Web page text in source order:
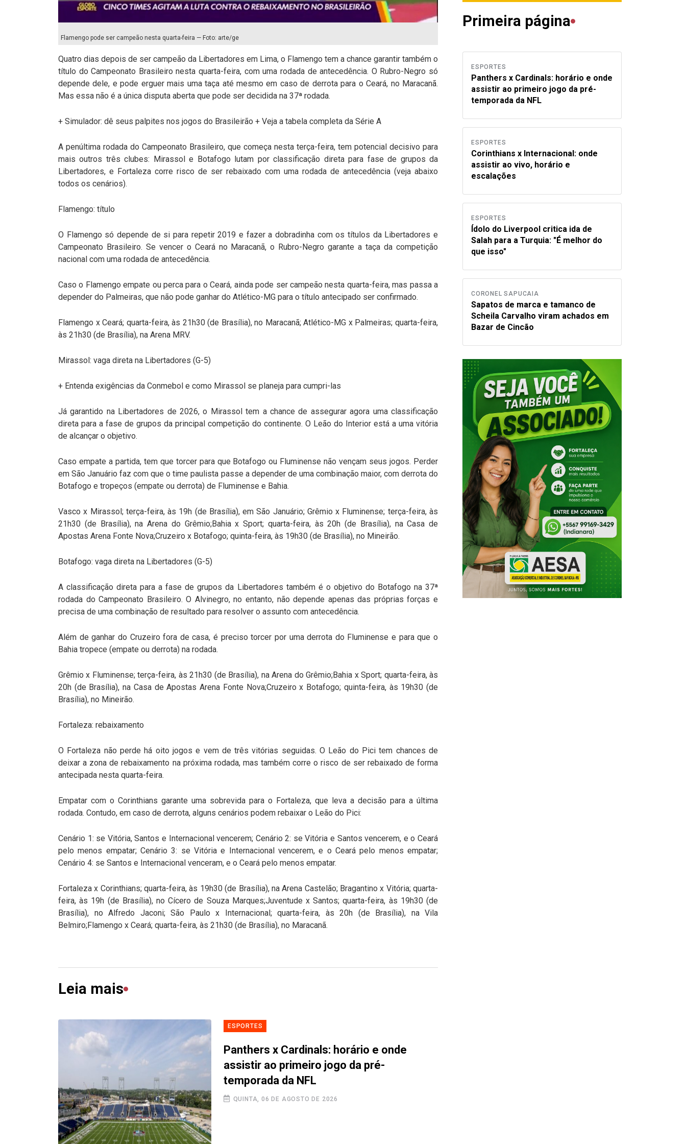
Flamengo pode ser campeão nesta quarta-feira — Foto: arte/ge
Quatro dias depois de ser campeão da Libertadores em Lima, o Flamengo tem a chance garantir também o
título do Campeonato Brasileiro nesta quarta-feira, com uma rodada de antecedência. O Rubro-Negro só
depende dele, e pode erguer mais uma taça até mesmo em caso de derrota para o Ceará, no Maracanã.
Mas essa não é a única disputa aberta que pode ser decidida na 37ª rodada.
+ Simulador: dê seus palpites nos jogos do Brasileirão + Veja a tabela completa da Série A
A penúltima rodada do Campeonato Brasileiro, que começa nesta terça-feira, tem potencial decisivo para
mais outros três clubes: Mirassol e Botafogo lutam por classificação direta para fase de grupos da
Libertadores, e Fortaleza corre risco de ser rebaixado com uma rodada de antecedência (veja abaixo
todos os cenários).
Flamengo: título
O Flamengo só depende de si para repetir 2019 e fazer a dobradinha com os títulos da Libertadores e
Campeonato Brasileiro. Se vencer o Ceará no Maracanã, o Rubro-Negro garante a taça da competição
nacional com uma rodada de antecedência.
Caso o Flamengo empate ou perca para o Ceará, ainda pode ser campeão nesta quarta-feira, mas passa a
depender do Palmeiras, que não pode ganhar do Atlético-MG para o título antecipado ser confirmado.
Flamengo x Ceará; quarta-feira, às 21h30 (de Brasília), no Maracanã; Atlético-MG x Palmeiras; quarta-feira,
às 21h30 (de Brasília), na Arena MRV.
Mirassol: vaga direta na Libertadores (G-5)
+ Entenda exigências da Conmebol e como Mirassol se planeja para cumpri-las
Já garantido na Libertadores de 2026, o Mirassol tem a chance de assegurar agora uma classificação
direta para a fase de grupos da principal competição do continente. O Leão do Interior está a uma vitória
de alcançar o objetivo.
Caso empate a partida, tem que torcer para que Botafogo ou Fluminense não vençam seus jogos. Perder
em São Januário faz com que o time paulista passe a depender de uma combinação maior, com derrota do
Botafogo e tropeços (empate ou derrota) de Fluminense e Bahia.
Vasco x Mirassol; terça-feira, às 19h (de Brasília), em São Januário; Grêmio x Fluminense; terça-feira, às
21h30 (de Brasília), na Arena do Grêmio;Bahia x Sport; quarta-feira, às 20h (de Brasília), na Casa de
Apostas Arena Fonte Nova;Cruzeiro x Botafogo; quinta-feira, às 19h30 (de Brasília), no Mineirão.
Botafogo: vaga direta na Libertadores (G-5)
A classificação direta para a fase de grupos da Libertadores também é o objetivo do Botafogo na 37ª
rodada do Campeonato Brasileiro. O Alvinegro, no entanto, não depende apenas das próprias forças e
precisa de uma combinação de resultado para resolver o assunto com antecedência.
Além de ganhar do Cruzeiro fora de casa, é preciso torcer por uma derrota do Fluminense e para que o
Bahia tropece (empate ou derrota) na rodada.
Grêmio x Fluminense; terça-feira, às 21h30 (de Brasília), na Arena do Grêmio;Bahia x Sport; quarta-feira, às
20h (de Brasília), na Casa de Apostas Arena Fonte Nova;Cruzeiro x Botafogo; quinta-feira, às 19h30 (de
Brasília), no Mineirão.
Fortaleza: rebaixamento
O Fortaleza não perde há oito jogos e vem de três vitórias seguidas. O Leão do Pici tem chances de
deixar a zona de rebaixamento na próxima rodada, mas também corre o risco de ser rebaixado de forma
antecipada nesta quarta-feira.
Empatar com o Corinthians garante uma sobrevida para o Fortaleza, que leva a decisão para a última
rodada. Contudo, em caso de derrota, alguns cenários podem rebaixar o Leão do Pici:
Cenário 1: se Vitória, Santos e Internacional vencerem; Cenário 2: se Vitória e Santos vencerem, e o Ceará
pelo menos empatar; Cenário 3: se Vitória e Internacional vencerem, e o Ceará pelo menos empatar;
Cenário 4: se Santos e Internacional venceram, e o Ceará pelo menos empatar.
Fortaleza x Corinthians; quarta-feira, às 19h30 (de Brasília), na Arena Castelão; Bragantino x Vitória; quarta-
feira, às 19h (de Brasília), no Cícero de Souza Marques;Juventude x Santos; quarta-feira, às 19h30 (de
Brasília), no Alfredo Jaconi; São Paulo x Internacional; quarta-feira, às 20h (de Brasília), na Vila
Belmiro;Flamengo x Ceará; quarta-feira, às 21h30 (de Brasília), no Maracanã.
Leia mais
ESPORTES
Panthers x Cardinals: horário e onde
assistir ao primeiro jogo da pré-
temporada da NFL
QUINTA, 06 DE AGOSTO DE 2026
Primeira página
ESPORTES
Panthers x Cardinals: horário e onde
assistir ao primeiro jogo da pré-
temporada da NFL
ESPORTES
Corinthians x Internacional: onde
assistir ao vivo, horário e
escalações
ESPORTES
Ídolo do Liverpool critica ida de
Salah para a Turquia: "É melhor do
que isso"
CORONEL SAPUCAIA
Sapatos de marca e tamanco de
Scheila Carvalho viram achados em
Bazar de Cincão